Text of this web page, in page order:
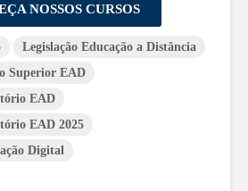
NOSSOS CURSOS
Legislação Educação a Distância
Superior EAD
EAD
EAD 2025
Digital